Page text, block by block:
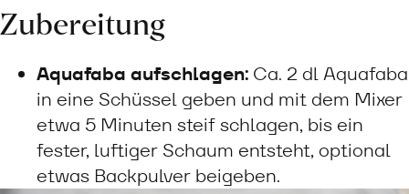
Zubereitung
Aquafaba aufschlagen: Ca. 2 dl Aquafaba
in eine Schüssel geben und mit dem Mixer
etwa 5 Minuten steif schlagen, bis ein
fester, luftiger Schaum entsteht, optional
etwas Backpulver beigeben.